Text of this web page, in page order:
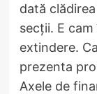
dată
secții. E
extindere.
prezenta
Axele de